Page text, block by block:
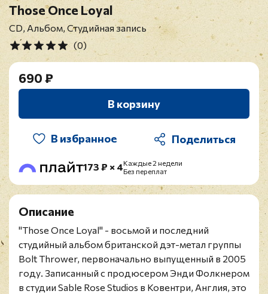
Those Once Loyal
CD, Альбом, Студийная запись
(0)
690 ₽
В корзину
В избранное
173 ₽ × 4Каждые 2 недели
Без переплат
Описание
"Those Once Loyal" - восьмой и последний
студийный альбом британской дэт-метал группы
Bolt Thrower, первоначально выпущенный в 2005
году. Записанный с продюсером Энди Фолкнером
в студии Sable Rose Studios в Ковентри, Англия, это